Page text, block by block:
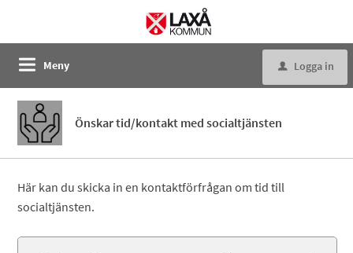
Meny u Logga in
Önskar tid/kontakt med socialtjänsten
Här kan du skicka in en kontaktförfrågan om tid till
socialtjänsten.